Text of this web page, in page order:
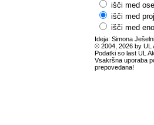
išči med
išči med
išči med
Ideja: Simona
© 2004, 2026 by UL
Podatki so last UL
Vsakršna uporaba
prepovedana!